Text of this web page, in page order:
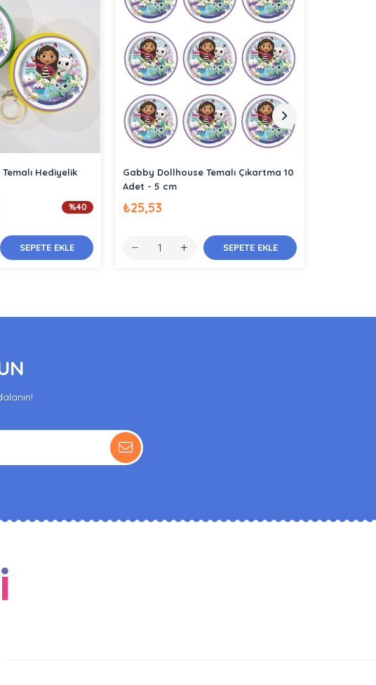
Hediyelik
SEPETE EKLE
%40
Gabby Dollhouse Temalı Çıkartma 10
Adet - 5 cm
₺25,53
SEPETE EKLE